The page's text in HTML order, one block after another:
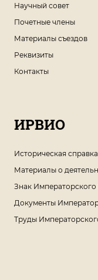
Научный совет
Почетные члены
Материалы съездов
Реквизиты
Контакты
ИРВИО
Историческая справка
Материалы о
Знак
Документы
Труды